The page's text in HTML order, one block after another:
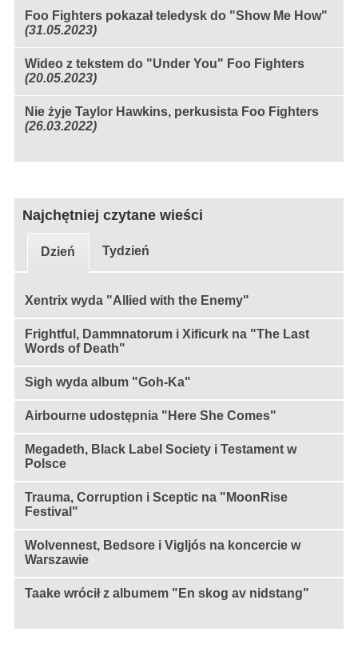
Foo Fighters pokazał teledysk do "Show Me How"
(31.05.2023)
Wideo z tekstem do "Under You" Foo Fighters
(20.05.2023)
Nie żyje Taylor Hawkins, perkusista Foo Fighters
(26.03.2022)
Najchętniej czytane wieści
Dzień Tydzień
Xentrix wyda "Allied with the Enemy"
Frightful, Dammnatorum i Xificurk na "The Last
Words of Death"
Sigh wyda album "Goh-Ka"
Airbourne udostępnia "Here She Comes"
Megadeth, Black Label Society i Testament w
Polsce
Trauma, Corruption i Sceptic na "MoonRise
Festival"
Wolvennest, Bedsore i Vigljós na koncercie w
Warszawie
Taake wrócił z albumem "En skog av nidstang"